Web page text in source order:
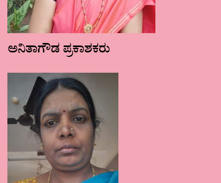
ಅನಿತಾಗೌಡ ಪ್ರಕಾಶಕರು